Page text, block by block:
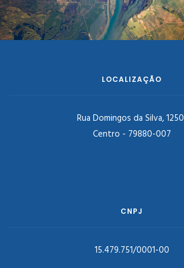
LOCALIZAÇÃO
Rua Domingos da Silva, 1250
Centro - 79880-007
CNPJ
15.479.751/0001-00